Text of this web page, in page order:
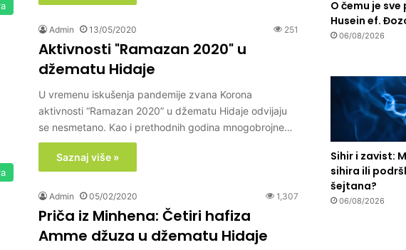
Admin 13/05/2020 251
Aktivnosti "Ramazan 2020" u
džematu Hidaje
U vremenu iskušenja pandemije zvana Korona
aktivnosti “Ramazan 2020” u džematu Hidaje odvijaju
se nesmetano. Kao i prethodnih godina mnogobrojne…
Saznaj više »
Admin 05/02/2020 1,307
Priča iz Minhena: Četiri hafiza
Amme džuza u džematu Hidaje
O čemu je sve
Husein ef.
06/08/2026
Sihir i zavist:
sihira ili
šejtana?
06/08/2026